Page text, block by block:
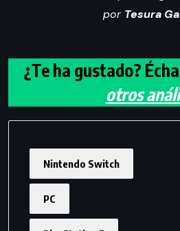
por Tesura
¿Te ha gustado?
otros
Nintendo Switch
PC